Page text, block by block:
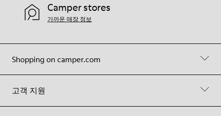
Shopping on camper.com
고객 지원
Camper stores
가까운 매장 정보